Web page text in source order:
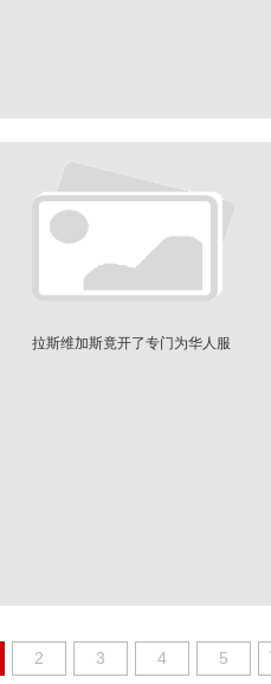
拉斯维加斯竟开了专门为华人服
2 3 4 5